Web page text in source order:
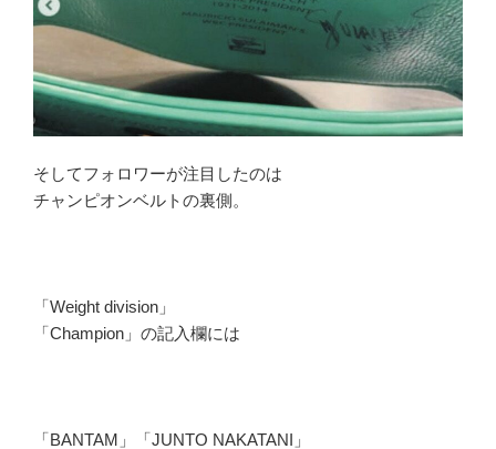
そしてフォロワーが注目したのは
チャンピオンベルトの裏側。
「Weight division」
「Champion」の記入欄には
「BANTAM」「JUNTO NAKATANI」